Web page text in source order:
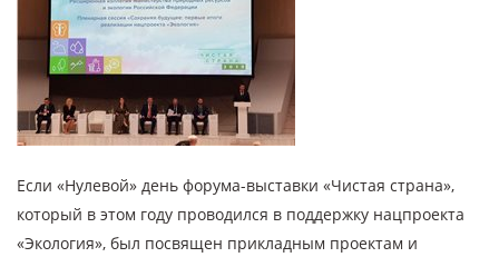
Если «Нулевой» день форума-выставки «Чистая страна»,
который в этом году проводился в поддержку нацпроекта
«Экология», был посвящен прикладным проектам и